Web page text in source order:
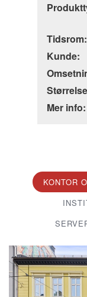
Tidsrom:
Kunde:
Mer info:
KONTOR